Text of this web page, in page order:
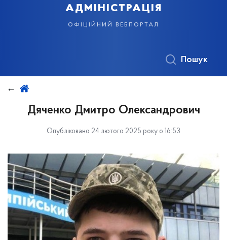
адміністрація
офіційний вебпортал
Пошук
Дяченко Дмитро Олександрович
Опубліковано 24 лютого 2025 року о 16:53